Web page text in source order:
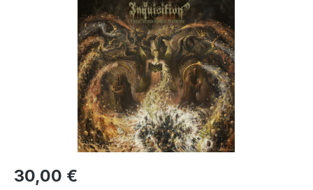
Bildergalerie überspringen
Regulärer Preis:
30,00 €